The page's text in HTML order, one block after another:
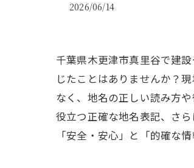
2026/06/14
千葉県木更津市真里谷で建
じたことはありませんか？
なく、地名の正しい読み方
役立つ正確な地名表記、さ
「安全・安心」と「的確な